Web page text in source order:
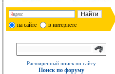
на сайте в интернете
Расширенный поиск по сайту
Поиск по форуму